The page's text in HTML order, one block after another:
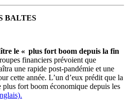
BALTES
le « plus fort boom depuis la fin
financiers prévoient que
une rapide post-pandémie et une
cette année. L’un d’eux prédit que la
fort boom économique depuis les